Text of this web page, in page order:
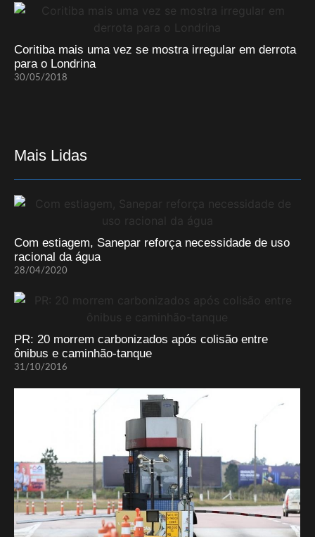
Coritiba mais uma vez se mostra irregular em derrota
para o Londrina
30/05/2018
Mais Lidas
Com estiagem, Sanepar reforça necessidade de uso
racional da água
28/04/2020
PR: 20 morrem carbonizados após colisão entre
ônibus e caminhão-tanque
31/10/2016